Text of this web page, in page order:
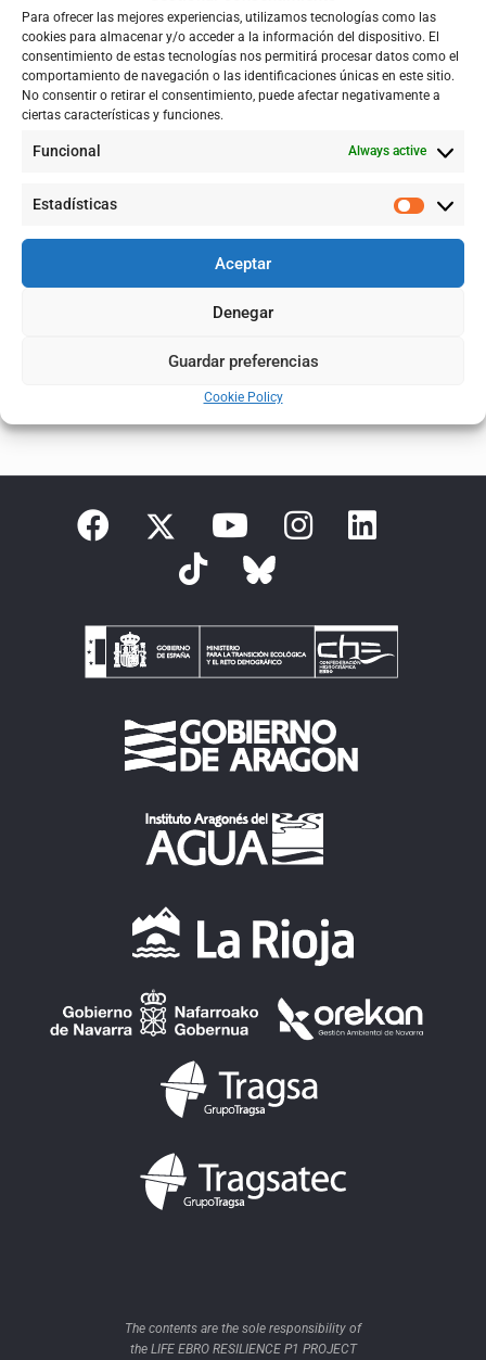
Para ofrecer las mejores experiencias, utilizamos tecnologías como las
cookies para almacenar y/o acceder a la información del dispositivo. El
consentimiento de estas tecnologías nos permitirá procesar datos como el
comportamiento de navegación o las identificaciones únicas en este sitio.
No consentir o retirar el consentimiento, puede afectar negativamente a
ciertas características y funciones.
Funcional Always active
Estadísticas
Aceptar
Denegar
Guardar preferencias
Cookie Policy
The contents are the sole responsibility of
the LIFE EBRO RESILIENCE P1 PROJECT
English Español(Spanish